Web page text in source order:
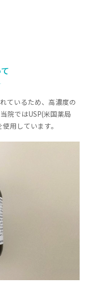
ているため、高濃度の
院ではUSP(米国薬局
用しています。